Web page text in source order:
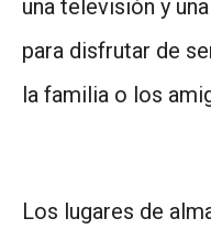
una televisión y
para disfrutar de
la familia o los
Los lugares de